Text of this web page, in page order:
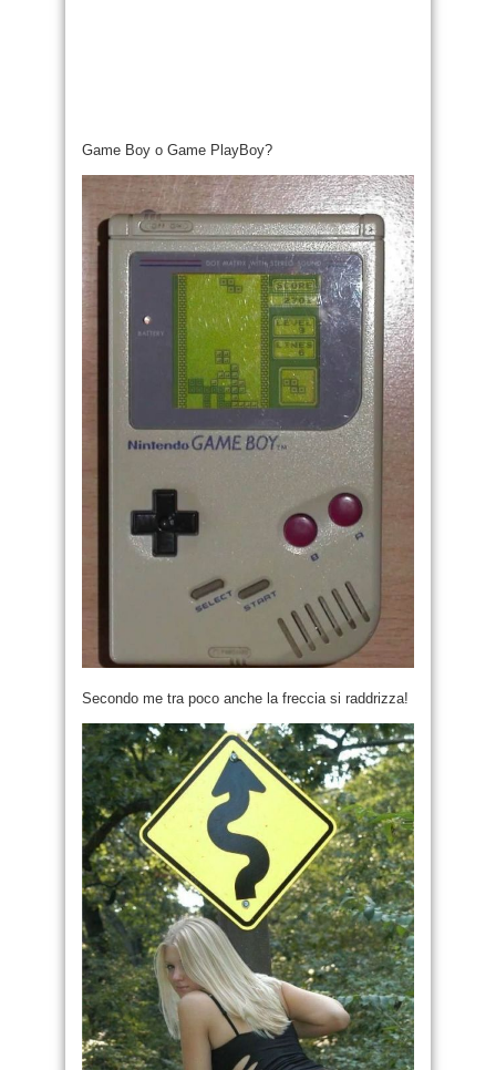
Game Boy o Game PlayBoy?
Secondo me tra poco anche la freccia si raddrizza!